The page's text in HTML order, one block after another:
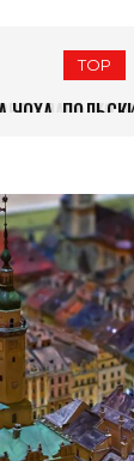
TOP